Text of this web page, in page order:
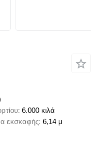
6.000 κιλά
εκσκαφής 6,14 μ